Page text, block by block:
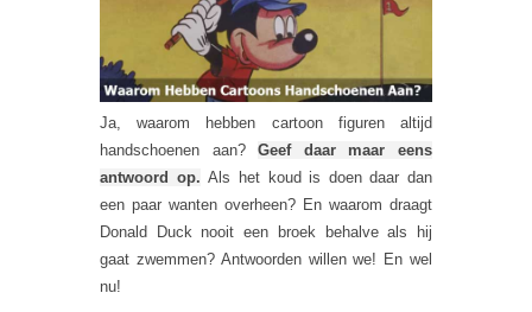
Ja, waarom hebben cartoon figuren altijd
handschoenen aan?Geef daar maar eens
antwoord op. Als het koud is doen daar dan
een paar wanten overheen? En waarom draagt
Donald Duck nooit een broek behalve als hij
gaat zwemmen? Antwoorden willen we! En wel
nu!